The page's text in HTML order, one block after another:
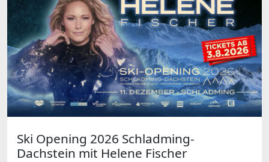
Ski Opening 2026 Schladming-
Dachstein mit Helene Fischer